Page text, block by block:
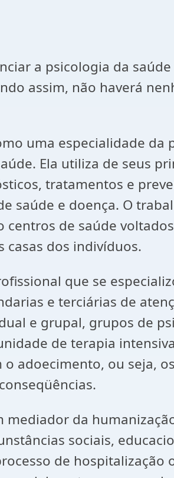
a psicologia da
assim, não haverá
especialidade da
Ela utiliza de seus
tratamentos e
saúde e doença. O
de saúde
dos indivíduos.
que se
e terciárias de
e grupal, grupos de
de terapia
adoecimento, ou seja,
da
sociais,
de hospitalização